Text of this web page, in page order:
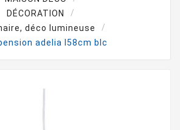
DÉCORATION
déco lumineuse
adelia l58cm blc